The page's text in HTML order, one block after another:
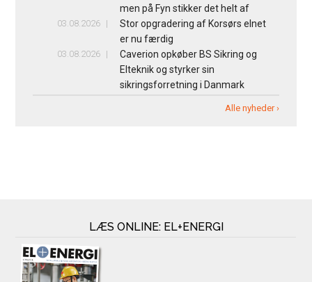
men på Fyn stikker det helt af
03.08.2026
Stor opgradering af Korsørs elnet
er nu færdig
03.08.2026
Caverion opkøber BS Sikring og
Elteknik og styrker sin
sikringsforretning i Danmark
Alle nyheder ›
LÆS ONLINE: EL+ENERGI